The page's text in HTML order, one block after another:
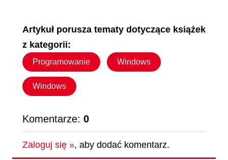
Artykuł porusza tematy dotyczące książek
z kategorii:
Programowanie Windows
Windows
Komentarze: 0
Zaloguj się », aby dodać komentarz.